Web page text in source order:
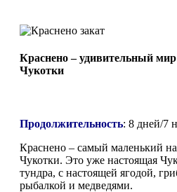
Краснено – удивительный
Чукотки
Продолжительность: 8 дней/7
Краснено – самый маленький
Чукотки. Это уже настоящая
тундра, с настоящей ягодой,
рыбалкой и медведями.